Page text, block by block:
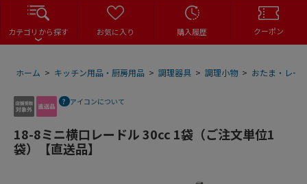
カテゴリから探す お気に入り 購入履歴 クーポン
ホーム > キッチン用品・厨房用品 > 調理器具 > 調理小物 > おたま・レー
アイコンについて
18-8ミニ横口レードル 30cc 1袋（ご注文単位1
袋）【直送品】